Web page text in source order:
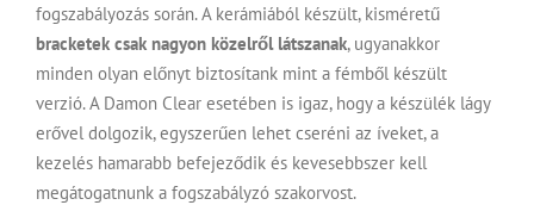
fogszabályozás során. A kerámiából készült, kisméretű
bracketek csak nagyon közelről látszanak, ugyanakkor
minden olyan előnyt biztosítank mint a fémből készült
verzió. A Damon Clear esetében is igaz, hogy a készülék lágy
erővel dolgozik, egyszerűen lehet cseréni az íveket, a
kezelés hamarabb befejeződik és kevesebbszer kell
megátogatnunk a fogszabályzó szakorvost.